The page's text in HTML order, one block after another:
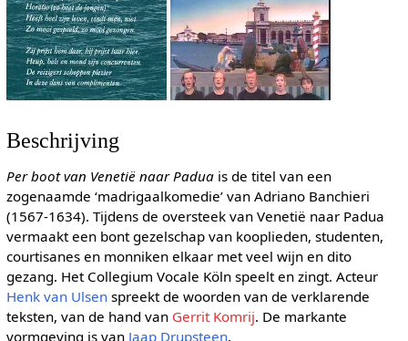
Beschrijving
Per boot van Venetië naar Paduais de titel van een
zogenaamde ‘madrigaalkomedie’ van Adriano Banchieri
(1567-1634). Tijdens de oversteek van Venetië naar Padua
vermaakt een bont gezelschap van kooplieden, studenten,
courtisanes en monniken elkaar met veel wijn en dito
gezang. Het Collegium Vocale Köln speelt en zingt. Acteur
Henk van Ulsenspreekt de woorden van de verklarende
teksten, van de hand van Gerrit Komrij. De markante
vormgeving is van Jaap Drupsteen.